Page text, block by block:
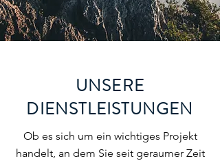
UNSERE
DIENSTLEISTUNGEN
Ob es sich um ein wichtiges Projekt
handelt, an dem Sie seit geraumer Zeit